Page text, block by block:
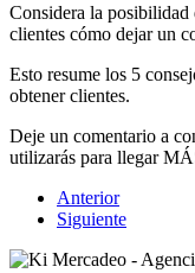
Considera la posibilidad
clientes cómo dejar un
Esto resume los 5
obtener clientes.
Deje un comentario a
utilizarás para llegar
Anterior
Siguiente